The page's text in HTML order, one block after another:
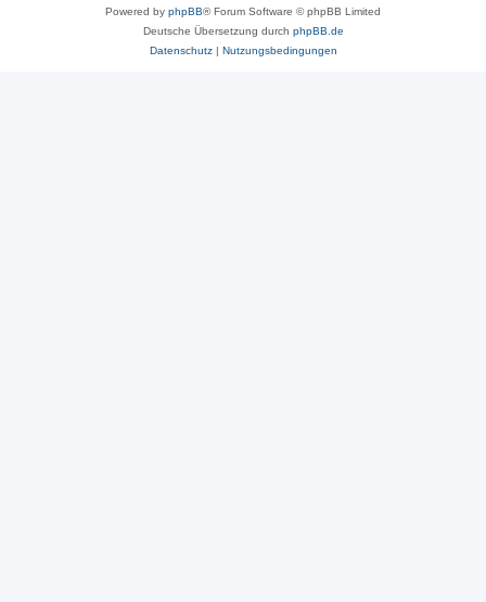
Powered by phpBB® Forum Software © phpBB Limited
Deutsche Übersetzung durch phpBB.de
Datenschutz| Nutzungsbedingungen